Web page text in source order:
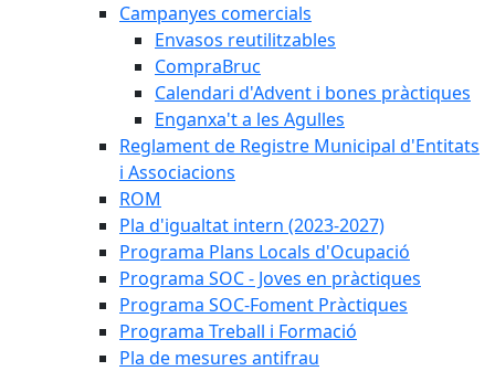
Campanyes comercials
Envasos reutilitzables
CompraBruc
Calendari d'Advent i bones pràctiques
Enganxa't a les Agulles
Reglament de Registre Municipal d'Entitats
i Associacions
ROM
Pla d'igualtat intern (2023-2027)
Programa Plans Locals d'Ocupació
Programa SOC - Joves en pràctiques
Programa SOC-Foment Pràctiques
Programa Treball i Formació
Pla de mesures antifrau